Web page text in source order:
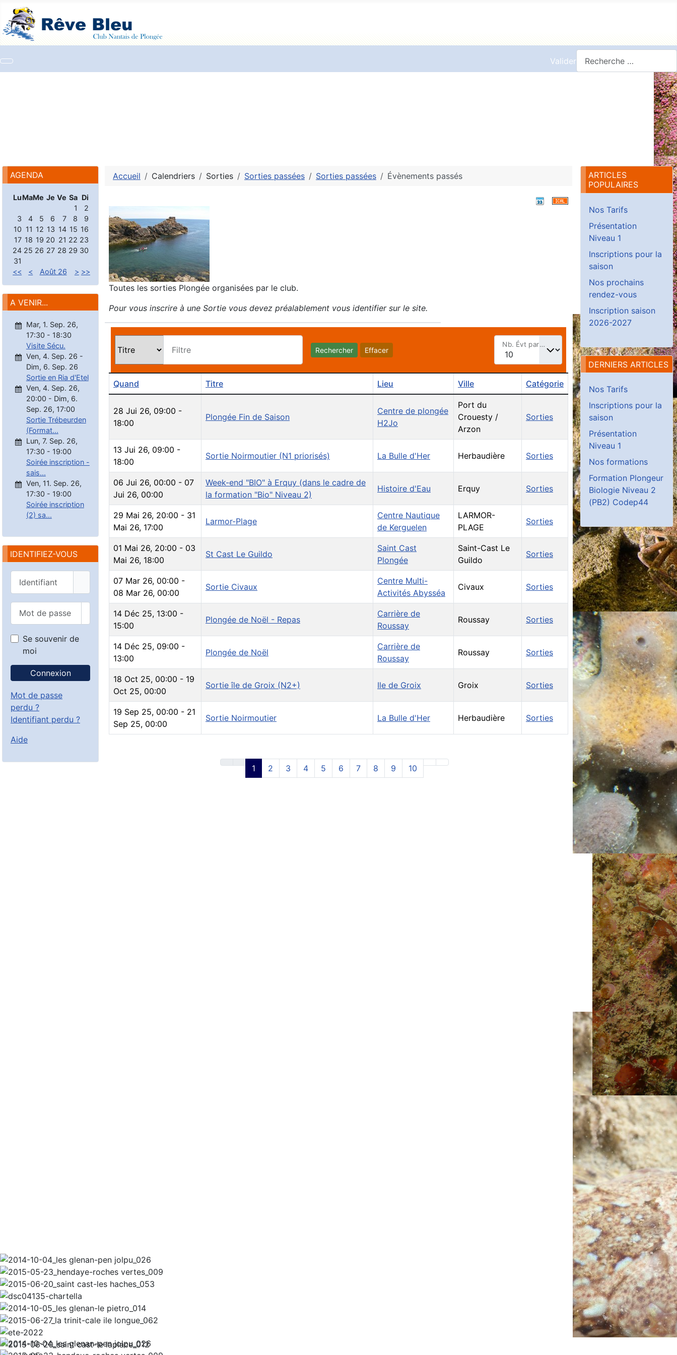
Valider
AGENDA
LuMaMe Je Ve Sa Di
1
2
3
4 5 6 7 8
9
10 11 12 13 14 15 16
17 18 19 20 21 22 23
24 25 26 27 28 29 30
31
<<
< Août 26 > >>
A VENIR...
Mar, 1. Sep. 26,
17:30 - 18:30
Visite Sécu.
Ven, 4. Sep. 26 -
Dim, 6. Sep. 26
Sortie en Ria d'Etel
Ven, 4. Sep. 26,
20:00 - Dim, 6.
Sep. 26, 17:00
Sortie Trébeurden
(Format...
Lun, 7. Sep. 26,
17:30 - 19:00
Soirée inscription -
sais...
Ven, 11. Sep. 26,
17:30 - 19:00
Soirée inscription
(2) sa...
IDENTIFIEZ-VOUS
Afficher le mot de passe
Se souvenir de
moi
Connexion
Mot de passe
perdu ?
Identifiant perdu ?
Aide
Accueil Calendriers Sorties Sorties passées Sorties passées Évènements passés
Toutes les sorties Plongée organisées par le club.
Pour vous inscrire à une Sortie vous devez préalablement vous identifier sur le site.
Filtre Rechercher Effacer
Nb. Évt par page
Quand Titre Lieu Ville Catégorie
28 Jui 26, 09:00 -
18:00
Plongée Fin de Saison
Centre de plongée
H2Jo
Port du
Crouesty /
Arzon
Sorties
13 Jui 26, 09:00 -
18:00
Sortie Noirmoutier (N1 priorisés) La Bulle d'Her Herbaudière Sorties
06 Jui 26, 00:00 - 07
Jui 26, 00:00
Week-end "BIO" à Erquy (dans le cadre de
la formation "Bio" Niveau 2)
Histoire d'Eau Erquy Sorties
29 Mai 26, 20:00 - 31
Mai 26, 17:00
Larmor-Plage
Centre Nautique
de Kerguelen
LARMOR-
PLAGE
Sorties
01 Mai 26, 20:00 - 03
Mai 26, 18:00
St Cast Le Guildo
Saint Cast
Plongée
Saint-Cast Le
Guildo
Sorties
07 Mar 26, 00:00 -
08 Mar 26, 00:00
Sortie Civaux
Centre Multi-
Activités Abysséa
Civaux Sorties
14 Déc 25, 13:00 -
15:00
Plongée de Noël - Repas
Carrière de
Roussay
Roussay Sorties
14 Déc 25, 09:00 -
13:00
Plongée de Noël
Carrière de
Roussay
Roussay Sorties
18 Oct 25, 00:00 - 19
Oct 25, 00:00
Sortie île de Groix (N2+) Ile de Groix Groix Sorties
19 Sep 25, 00:00 - 21
Sep 25, 00:00
Sortie Noirmoutier La Bulle d'Her Herbaudière Sorties
1 2 3 4 5 6 7 8 9 10
ARTICLES
POPULAIRES
Nos Tarifs
Présentation
Niveau 1
Inscriptions pour la
saison
Nos prochains
rendez-vous
Inscription saison
2026-2027
DERNIERS ARTICLES
Nos Tarifs
Inscriptions pour la
saison
Présentation
Niveau 1
Nos formations
Formation Plongeur
Biologie Niveau 2
(PB2) Codep44